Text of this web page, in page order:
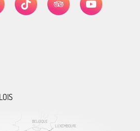
BELGIQUE
LUXEMBOURG